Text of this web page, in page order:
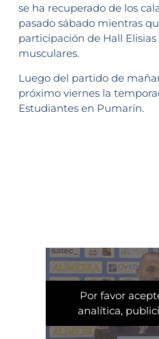
se ha recuperado de los
pasado sábado mientras
participación de Hall
musculares.
Luego del partido de
próximo viernes la
Estudiantes en Pumarín.
Por favor
analítica,